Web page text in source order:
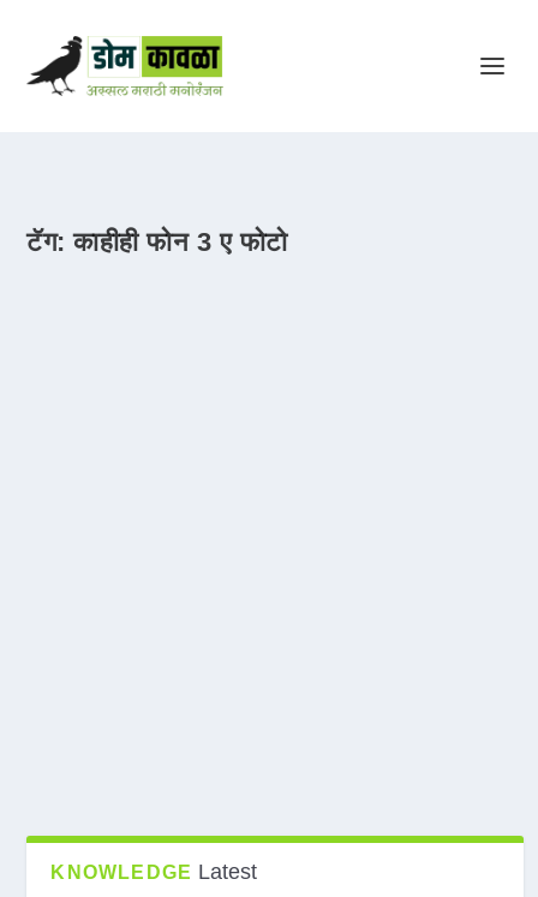
टॅग:काहीही फोन 3 ए फोटो
KNOWLEDGE Latest